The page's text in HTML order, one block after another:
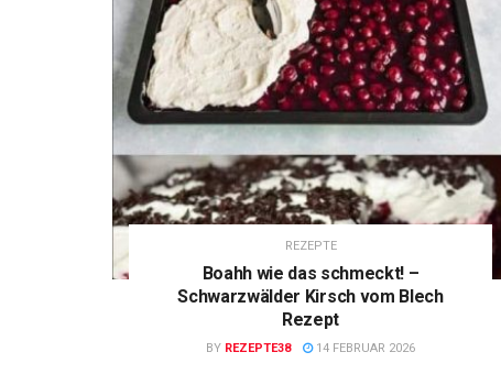
REZEPTE
Boahh wie das schmeckt! –
Schwarzwälder Kirsch vom Blech
Rezept
BY REZEPTE38 14 FEBRUAR 2026